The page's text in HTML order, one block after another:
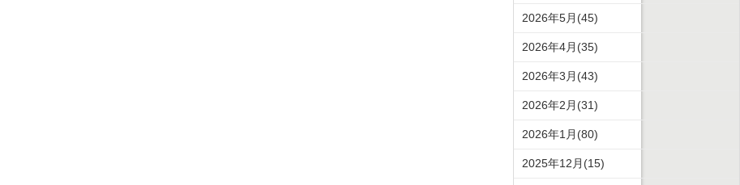
2026年5月(45)
2026年4月(35)
2026年3月(43)
2026年2月(31)
2026年1月(80)
2025年12月(15)